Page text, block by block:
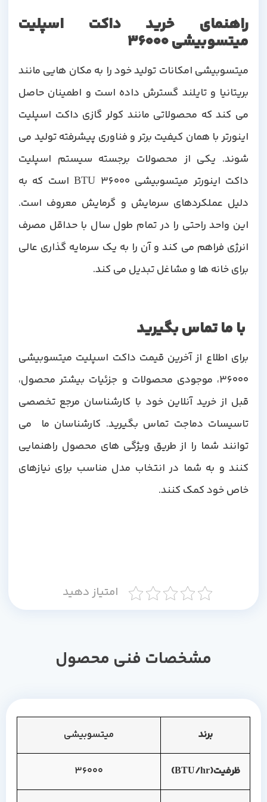
راهنمای خرید داکت اسپلیت
میتسوبیشی 36000
میتسوبیشی امکانات تولید خود را به مکان هایی مانند
بریتانیا و تایلند گسترش داده است و اطمینان حاصل
می کند که محصولاتی مانند کولر گازی داکت اسپلیت
اینورتر با همان کیفیت برتر و فناوری پیشرفته تولید می
شوند. یکی از محصولات برجسته سیستم اسپلیت
داکت اینورتر میتسوبیشی 36000 BTU است که به
دلیل عملکردهای سرمایش و گرمایش معروف است.
این واحد راحتی را در تمام طول سال با حداقل مصرف
انرژی فراهم می کند و آن را به یک سرمایه گذاری عالی
برای خانه ها و مشاغل تبدیل می کند.
با ما تماس بگیرید
برای اطلاع از آخرین قیمت داکت اسپلیت میتسوبیشی
36000، موجودی محصولات و جزئیات بیشتر محصول،
قبل از خرید آنلاین خود با کارشناسان مرجع تخصصی
تاسیسات دماجت تماس بگیرید. کارشناسان ما می
توانند شما را از طریق ویژگی های محصول راهنمایی
کنند و به شما در انتخاب مدل مناسب برای نیازهای
خاص خود کمک کنند.
امتیاز دهید
مشخصات فنی محصول
برند میتسوبیشی
ظرفیت(BTU/hr) 36000